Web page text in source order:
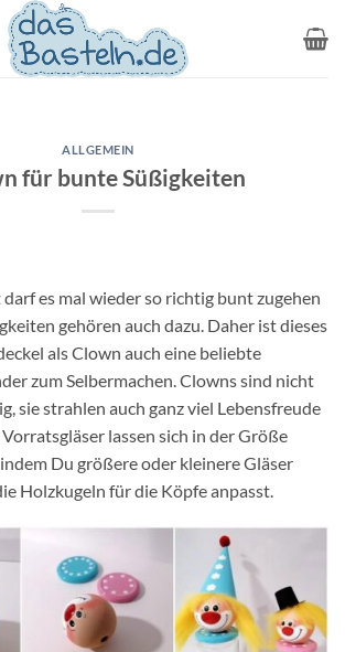
ALLGEMEIN
für bunte Süßigkeiten
es mal wieder so richtig bunt zugehen
gehören auch dazu. Daher ist dieses
als Clown auch eine beliebte
zum Selbermachen. Clowns sind nicht
sie strahlen auch ganz viel Lebensfreude
lassen sich in der Größe
Du größere oder kleinere Gläser
Holzkugeln für die Köpfe anpasst.